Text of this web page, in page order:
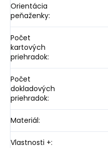
Orientácia
peňaženky:
Počet
kartových
priehradok:
Počet
dokladových
priehradok:
Materiál:
Vlastnosti +: